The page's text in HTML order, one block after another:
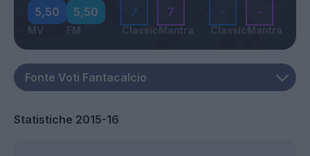
5,50
MV
5,50
FM
7
Classic
7
Mantra
-
Classic
-
Mantra
Statistiche 2015-16